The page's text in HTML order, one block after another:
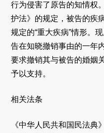
行为侵害了原告的知情权
护法》的规定，被告的疾
规定的“重大疾病”情形。
告在知晓撤销事由的一年
要求撤销其与被告的婚姻
予以支持。
相关法条
《中华人民共和国民法典